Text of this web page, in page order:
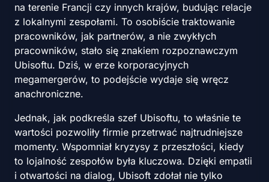
na terenie Francji czy innych krajów, budując relacje
z lokalnymi zespołami. To osobiście traktowanie
pracowników, jak partnerów, a nie zwykłych
pracowników, stało się znakiem rozpoznawczym
Ubisoftu. Dziś, w erze korporacyjnych
megamergerów, to podejście wydaje się wręcz
anachroniczne.
Jednak, jak podkreśla szef Ubisoftu, to właśnie te
wartości pozwoliły firmie przetrwać najtrudniejsze
momenty. Wspomniał kryzysy z przeszłości, kiedy
to lojalność zespołów była kluczowa. Dzięki empatii
i otwartości na dialog, Ubisoft zdołał nie tylko